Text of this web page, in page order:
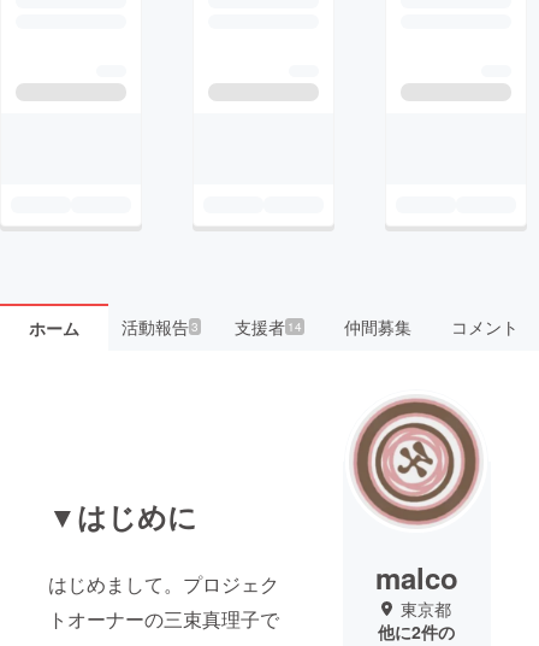
ホーム 活動報告3 支援者 14 仲間募集 コメント
▼はじめに
はじめまして。プロジェク
トオーナーの三束真理子で
malco
東京都
他に2件の